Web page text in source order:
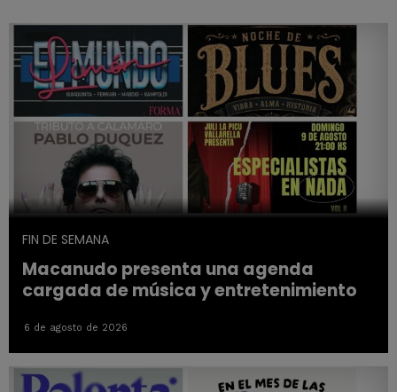
FIN DE SEMANA
Macanudo presenta una agenda
cargada de música y entretenimiento
6 de agosto de 2026